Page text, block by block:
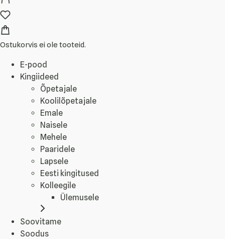
Ostukorvis ei ole tooteid.
E-pood
Kingiideed
Õpetajale
Koolilõpetajale
Emale
Naisele
Mehele
Paaridele
Lapsele
Eesti kingitused
Kolleegile
Ülemusele
Soovitame
Soodus